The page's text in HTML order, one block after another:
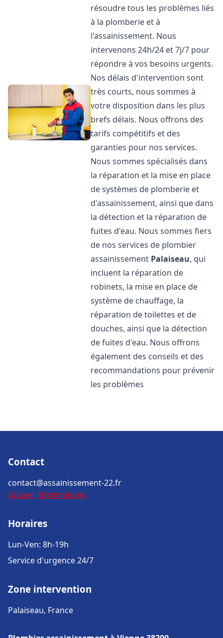
résoudre tous les problèmes liés
à la plomberie et à
l'assainissement. Nous
intervenons 24h/24 et 7j/7 pour
répondre à vos besoins urgents.
Nos délais d'intervention sont
très courts, nous sommes à
votre disposition dans les plus
brefs délais. Nous offrons des
tarifs compétitifs et des
garanties pour nos services.
Nous sommes spécialisés dans
la réparation et la mise en place
de systèmes de plomberie et
d'assainissement, ainsi que dans
la détection et la réparation de
fuites d'eau. Nous sommes fiers
de nos services de plombier
assainissement Palaiseau, qui
incluent la réparation de
robinets, la mise en place de
système de chauffage, la
réparation de toilettes et de
douches, ainsi que la détection
de fuites d'eau. Nous offrons
également des conseils et des
recommandations pour prévenir
les problèmes
Contact
contact@assainissement-22.fr
Accueil Informations
Horaires
Lun-Ven: 8h-19h
Service d'urgence 24/7
Zone intervention
Palaiseau, France